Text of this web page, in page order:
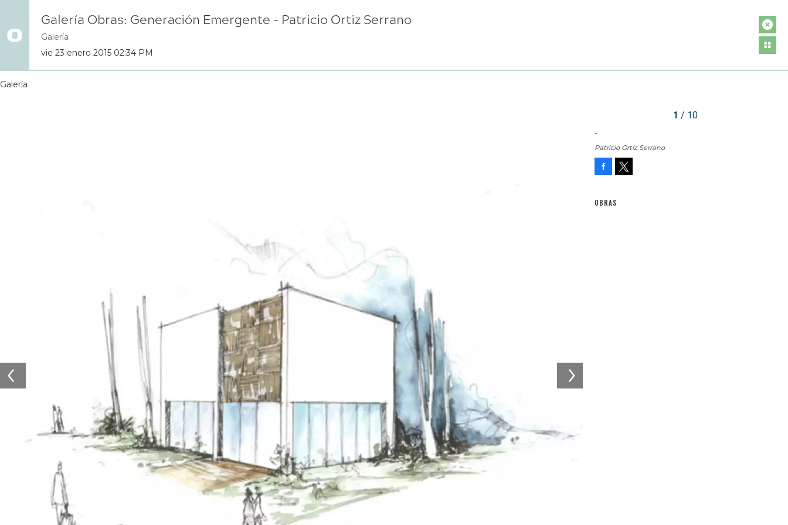
Galería Obras: Generación Emergente - Patricio Ortiz Serrano
Galería
vie 23 enero 2015 02:34 PM
Galería
OBRAS
1 / 10
-
Patricio Ortiz Serrano